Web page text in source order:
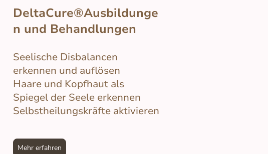
DeltaCure®Ausbildunge
n und Behandlungen
Seelische Disbalancen
erkennen und auflösen
Haare und Kopfhaut als
Spiegel der Seele erkennen
Selbstheilungskräfte aktivieren
Mehr erfahren